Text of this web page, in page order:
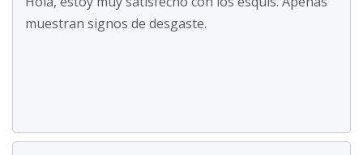
muestran signos de desgaste.